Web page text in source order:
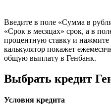
Введите в поле «Сумма в
«Срок в месяцах» срок, а в
процентную ставку и нажмите
калькулятор покажет
общую выплату в Генбанк.
Выбрать кредит
Условия кредита